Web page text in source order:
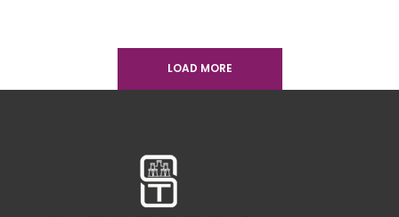
LOAD MORE